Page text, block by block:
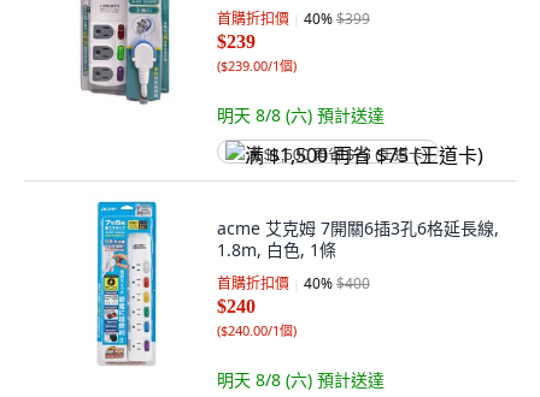
首購折扣價 40%$399
$239
($239.00/1個)
明天 8/8 (六) 預計送達
满 $1,500 再省 $75 (王道卡)
acme 艾克姆 7開關6插3孔6格延長線,
1.8m, 白色, 1條
首購折扣價 40%$400
$240
($240.00/1個)
明天 8/8 (六) 預計送達